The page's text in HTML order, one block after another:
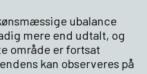
ubalance
mere end udtalt, og
område er fortsat
kan observeres på